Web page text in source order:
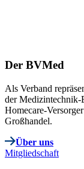
Der BVMed
Als Verband
der Medizintechnik-
Homecare-
Großhandel.
Über uns
Mitgliedschaft